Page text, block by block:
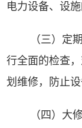
电力设备、设
（三）定
行全面的检查
划维修，防止
（ 四 ）大